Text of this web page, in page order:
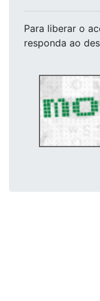
Para liberar o
responda ao